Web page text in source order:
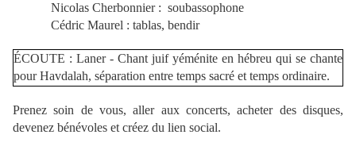
Nicolas Cherbonnier : soubassophone
Cédric Maurel : tablas, bendir
ÉCOUTE : Laner - Chant juif yéménite en hébreu qui se chante
pour Havdalah, séparation entre temps sacré et temps ordinaire.
Prenez soin de vous, aller aux concerts, acheter des disques,
devenez bénévoles et créez du lien social.